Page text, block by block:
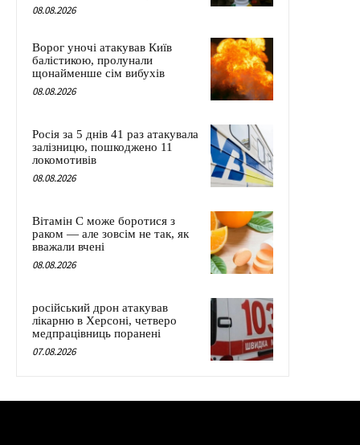
08.08.2026
Ворог уночі атакував Київ
балістикою, пролунали
щонайменше сім вибухів
08.08.2026
Росія за 5 днів 41 раз атакувала
залізницю, пошкоджено 11
локомотивів
08.08.2026
Вітамін C може боротися з
раком — але зовсім не так, як
вважали вчені
08.08.2026
російський дрон атакував
лікарню в Херсоні, четверо
медпрацівниць поранені
07.08.2026